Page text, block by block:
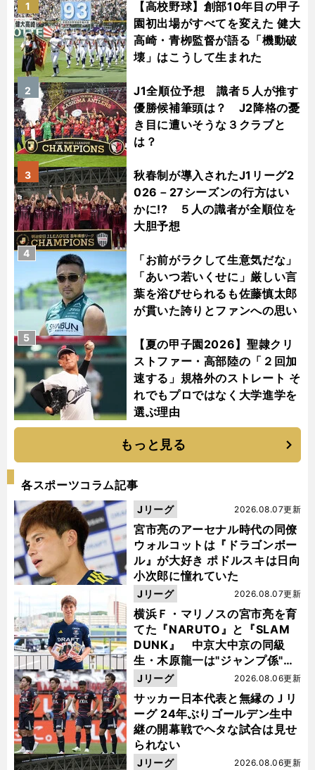
【高校野球】創部10年目の甲子
園初出場がすべてを変えた 健大
高崎・青栁監督が語る「機動破
壊」はこうして生まれた
1
J1全順位予想 識者５人が推す
優勝候補筆頭は？ J2降格の憂
き目に遭いそうな３クラブと
は？
2
秋春制が導入されたJ1リーグ2
026－27シーズンの行方はい
かに!? ５人の識者が全順位を
大胆予想
3
「お前がラクして生意気だな」
「あいつ若いくせに」厳しい言
葉を浴びせられるも佐藤慎太郎
が貫いた誇りとファンへの思い
4
【夏の甲子園2026】聖隷クリ
ストファー・高部陸の「２回加
速する」規格外のストレート そ
れでもプロではなく大学進学を
選ぶ理由
5
もっと見る
各スポーツコラム記事
宮市亮のアーセナル時代の同僚
ウォルコットは『ドラゴンボー
ル』が大好き ポドルスキは日向
小次郎に憧れていた
2026.08.07更新
Jリーグ
横浜Ｆ・マリノスの宮市亮を育
てた『NARUTO』と『SLAM
DUNK』 中京大中京の同級
生・木原龍一は"ジャンプ係"だ
った
2026.08.07更新
Jリーグ
サッカー日本代表と無縁のＪリ
ーグ 24年ぶりゴールデン生中
継の開幕戦でヘタな試合は見せ
られない
2026.08.06更新
Jリーグ
2026.08.06更新
Jリーグ